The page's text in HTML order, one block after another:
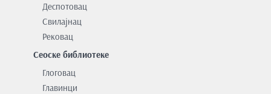
Деспотовац
Свилајнац
Рековац
Сеоске библиотеке
Глоговац
Главинци